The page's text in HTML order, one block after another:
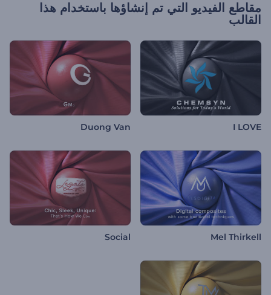
مقاطع الفيديو التي تم إنشاؤها باستخدام هذا
القالب
I LOVE
Duong Van
Mel Thirkell
Social